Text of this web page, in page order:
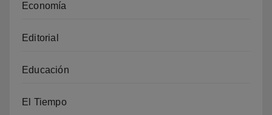
Economía
Editorial
Educación
El Tiempo